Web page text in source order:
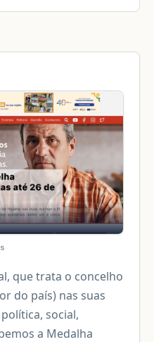
que trata o concelho
do país) nas suas
social,
a Medalha